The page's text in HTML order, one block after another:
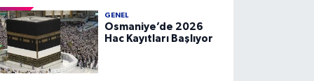
GENEL
Osmaniye’de 2026
Hac Kayıtları Başlıyor